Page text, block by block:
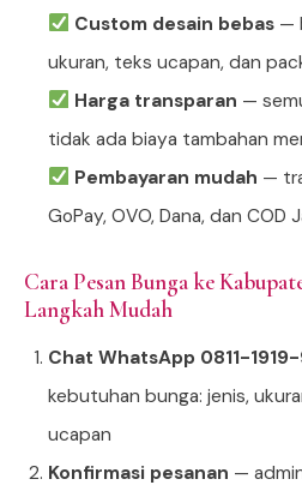
Custom desain bebas—
ukuran, teks ucapan, dan
Harga transparan —
tidak ada biaya tambahan
Pembayaran mudah —
GoPay, OVO, Dana, dan COD
Cara Pesan Bunga ke
Langkah Mudah
Chat WhatsApp 0811-
kebutuhan bunga: jenis,
ucapan
Konfirmasi pesanan —